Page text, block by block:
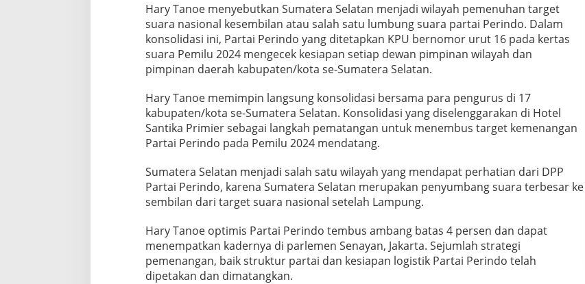
Hary Tanoe menyebutkan Sumatera Selatan menjadi wilayah pemenuhan target
suara nasional kesembilan atau salah satu lumbung suara partai Perindo. Dalam
konsolidasi ini, Partai Perindo yang ditetapkan KPU bernomor urut 16 pada kertas
suara Pemilu 2024 mengecek kesiapan setiap dewan pimpinan wilayah dan
pimpinan daerah kabupaten/kota se-Sumatera Selatan.
Hary Tanoe memimpin langsung konsolidasi bersama para pengurus di 17
kabupaten/kota se-Sumatera Selatan. Konsolidasi yang diselenggarakan di Hotel
Santika Primier sebagai langkah pematangan untuk menembus target kemenangan
Partai Perindo pada Pemilu 2024 mendatang.
Sumatera Selatan menjadi salah satu wilayah yang mendapat perhatian dari DPP
Partai Perindo, karena Sumatera Selatan merupakan penyumbang suara terbesar ke
sembilan dari target suara nasional setelah Lampung.
Hary Tanoe optimis Partai Perindo tembus ambang batas 4 persen dan dapat
menempatkan kadernya di parlemen Senayan, Jakarta. Sejumlah strategi
pemenangan, baik struktur partai dan kesiapan logistik Partai Perindo telah
dipetakan dan dimatangkan.